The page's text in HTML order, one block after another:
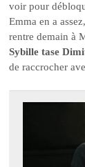
voir pour
Emma en a
rentre demain à
Sybille tase
de raccrocher